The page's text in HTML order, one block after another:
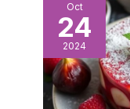
Oct
24
2024